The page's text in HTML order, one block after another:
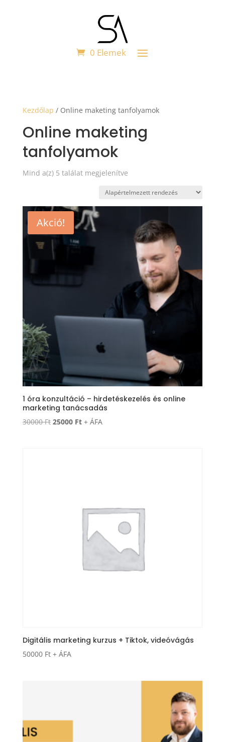
0 Elemek
Kezdőlap / Online maketing tanfolyamok
Online maketing
tanfolyamok
Mind a(z) 5 találat megjelenítve
Akció!
1 óra konzultáció – hirdetéskezelés és online
marketing tanácsadás
30000Ft Original
25000 FtCurrent
+ ÁFA
Digitális marketing kurzus + Tiktok, videóvágás
50000 Ft + ÁFA